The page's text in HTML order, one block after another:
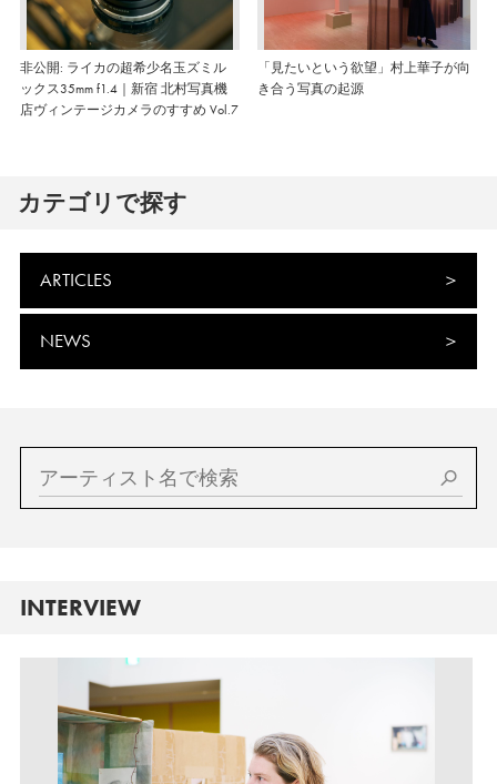
非公開: ライカの超希少名玉ズミル
ックス35mm f1.4｜新宿 北村写真機
店ヴィンテージカメラのすすめ Vol.7
「見たいという欲望」村上華子が向
き合う写真の起源
カテゴリで探す
ARTICLES
NEWS
INTERVIEW